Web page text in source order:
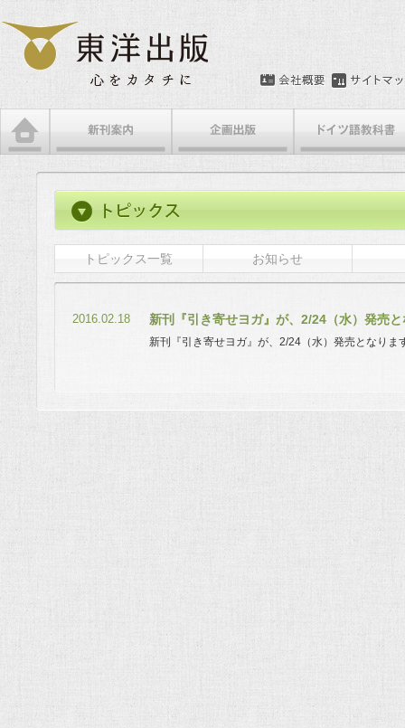
トピックス一覧 お知らせ
2016.02.18 新刊『引き寄せヨガ』が、2/24（水）発売
新刊『引き寄せヨガ』が、2/24（水）発売となりま